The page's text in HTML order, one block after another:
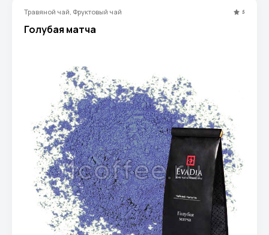
Травяной чай, Фруктовый чай 5
Голубая матча